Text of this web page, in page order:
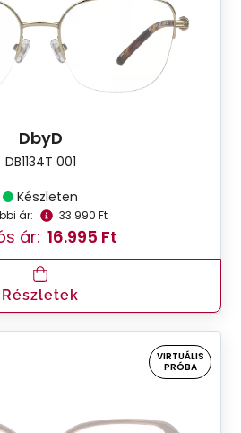
DbyD
DB1134T 001
Készleten
ár: 33.990 Ft
ár: 16.995 Ft
Részletek
VIRTUÁLIS
PRÓBA